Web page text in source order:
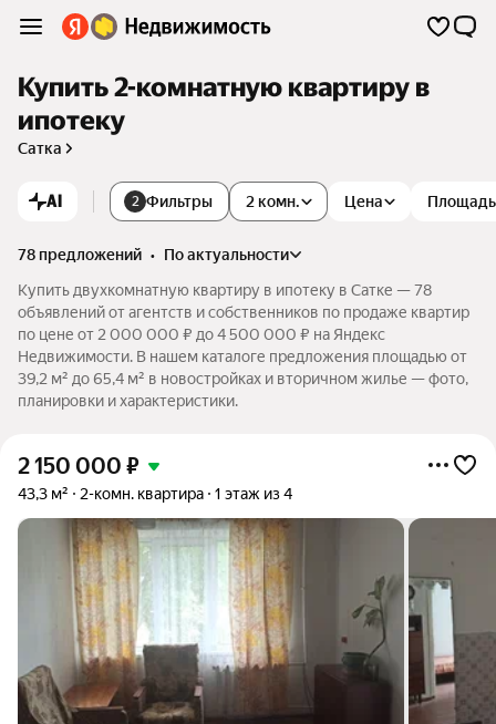
Купить 2-комнатную квартиру в
ипотеку
Сатка
AI 2 Фильтры 2 комн. Цена Площадь
78 предложений •
по актуальности
Купить двухкомнатную квартиру в ипотеку в Сатке — 78
объявлений от агентств и собственников по продаже квартир
по цене от 2 000 000 ₽ до 4 500 000 ₽ на Яндекс
Недвижимости. В нашем каталоге предложения площадью от
39,2 м² до 65,4 м² в новостройках и вторичном жилье — фото,
планировки и характеристики.
2 150 000 ₽
43,3 м² 2-комн. квартира 1 этаж из 4